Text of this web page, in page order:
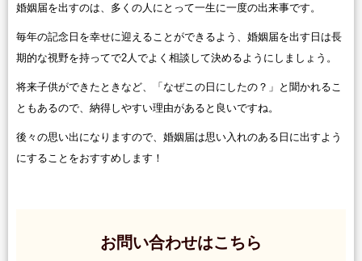
婚姻届を出すのは、多くの人にとって一生に一度の出来事です。
毎年の記念日を幸せに迎えることができるよう、婚姻届を出す日は長
期的な視野を持ってで2人でよく相談して決めるようにしましょう。
将来子供ができたときなど、「なぜこの日にしたの？」と聞かれるこ
ともあるので、納得しやすい理由があると良いですね。
後々の思い出になりますので、婚姻届は思い入れのある日に出すよう
にすることをおすすめします！
お問い合わせはこちら